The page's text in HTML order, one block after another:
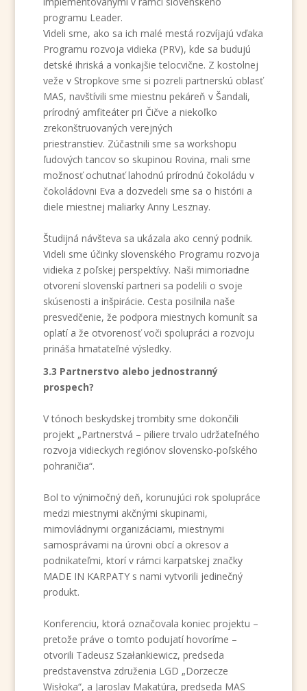
programu Leader.
Videli sme, ako sa ich malé mestá rozvíjajú vďaka
Programu rozvoja vidieka (PRV), kde sa budujú
detské ihriská a vonkajšie telocvične. Z kostolnej
veže v Stropkove sme si pozreli partnerskú oblasť
MAS, navštívili sme miestnu pekáreň v Šandali,
prírodný amfiteáter pri Čičve a niekoľko
zrekonštruovaných verejných
priestranstiev. Zúčastnili sme sa workshopu
ľudových tancov so skupinou Rovina, mali sme
možnosť ochutnať lahodnú prírodnú čokoládu v
čokoládovni Eva a dozvedeli sme sa o histórii a
diele miestnej maliarky Anny Lesznay.
Študijná návšteva sa ukázala ako cenný podnik.
Videli sme účinky slovenského Programu rozvoja
vidieka z poľskej perspektívy. Naši mimoriadne
otvorení slovenskí partneri sa podelili o svoje
skúsenosti a inšpirácie. Cesta posilnila naše
presvedčenie, že podpora miestnych komunít sa
oplatí a že otvorenosť voči spolupráci a rozvoju
prináša hmatateľné výsledky.
3.3 Partnerstvo alebo jednostranný
prospech?
V tónoch beskydskej trombity sme dokončili
projekt „Partnerstvá – piliere trvalo udržateľného
rozvoja vidieckych regiónov slovensko-poľského
pohraničia“.
Bol to výnimočný deň, korunujúci rok spolupráce
medzi miestnymi akčnými skupinami,
mimovládnymi organizáciami, miestnymi
samosprávami na úrovni obcí a okresov a
podnikateľmi, ktorí v rámci karpatskej značky
MADE IN KARPATY s nami vytvorili jedinečný
produkt.
Konferenciu, ktorá označovala koniec projektu –
pretože práve o tomto podujatí hovoríme –
otvorili Tadeusz Szałankiewicz, predseda
predstavenstva združenia LGD „Dorzecze
Wisłoka“, a Jaroslav Makatúra, predseda MAS